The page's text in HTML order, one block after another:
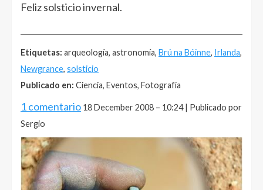
Feliz solsticio invernal.
Etiquetas: arqueología, astronomía, Brú na Bóinne, Irlanda,
Newgrance, solsticio
Publicado en: Ciencia, Eventos, Fotografía
1 comentario 18 December 2008 – 10:24 | Publicado por
Sergio